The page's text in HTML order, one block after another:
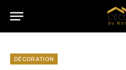
DÉCORATION